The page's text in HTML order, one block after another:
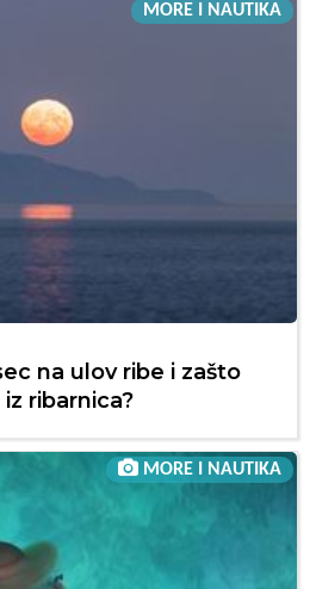
MORE I NAUTIKA
na ulov ribe i zašto
ribarnica?
MORE I NAUTIKA